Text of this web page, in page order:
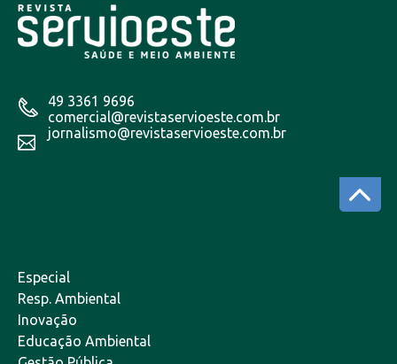
49 3361 9696
comercial@revistaservioeste.com.br
jornalismo@revistaservioeste.com.br
Especial
Resp. Ambiental
Inovação
Educação Ambiental